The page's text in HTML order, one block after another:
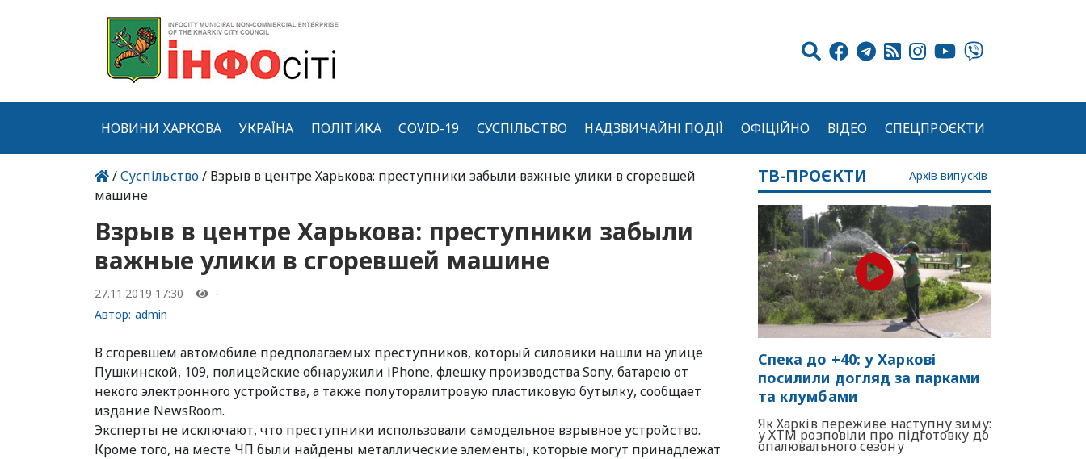
НОВИНИ ХАРКОВА УКРАЇНА ПОЛІТИКА COVID-19 СУСПІЛЬСТВО НАДЗВИЧАЙНІ ПОДІЇ ОФІЦІЙНО ВІДЕО СПЕЦПРОЄКТИ
/Суспільство/ Взрыв в центре Харькова: преступники забыли важные улики в сгоревшей
машине
Взрыв в центре Харькова: преступники забыли
важные улики в сгоревшей машине
27.11.2019 17:30
-
Автор: admin
В сгоревшем автомобиле предполагаемых преступников, который силовики нашли на улице
Пушкинской, 109, полицейские обнаружили iPhone, флешку производства Sony, батарею от
некого электронного устройства, а также полуторалитровую пластиковую бутылку, сообщает
издание NewsRoom.
Эксперты не исключают, что преступники использовали самодельное взрывное устройство.
Кроме того, на месте ЧП были найдены металлические элементы, которые могут принадлежат
ТВ-ПРОЄКТИ Архів випусків
Спека до +40: у Харкові
посилили догляд за парками
та клумбами
Як Харків переживе наступну зиму:
у ХТМ розповіли про підготовку до
опалювального сезону